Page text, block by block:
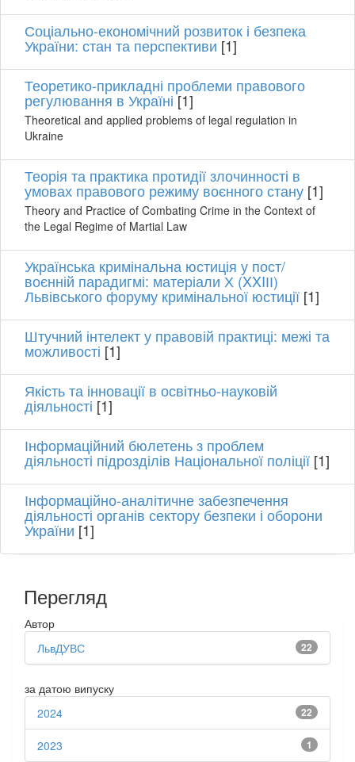
Соціально-економічний розвиток і безпека
України: стан та перспективи [1]
Теоретико-прикладні проблеми правового
регулювання в Україні[1]
Theoretical and applied problems of legal regulation in
Ukraine
Теорія та практика протидії злочинності в
умовах правового режиму воєнного стану [1]
Theory and Practice of Combating Crime in the Context of
the Legal Regime of Martial Law
Українська кримінальна юстиція у пост/
воєнній парадигмі: матеріали Х (XXIІІ)
Львівського форуму кримінальної юстиції [1]
Штучний інтелект у правовій практиці: межі та
можливості [1]
Якість та інновації в освітньо-науковій
діяльності [1]
Інформаційний бюлетень з проблем
діяльності підрозділів Національної поліції [1]
Інформаційно-аналітичне забезпечення
діяльності органів сектору безпеки і оборони
України [1]
Перегляд
Автор
22
ЛьвДУВС
за датою випуску
22
2024
1
2023